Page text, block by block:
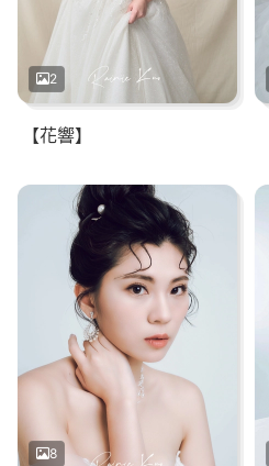
2
【花響】
8